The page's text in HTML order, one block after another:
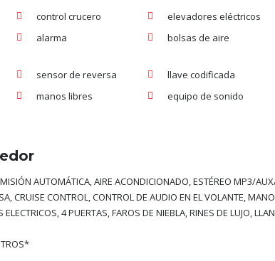
control crucero elevadores eléctricos
alarma bolsas de aire
sensor de reversa llave codificada
manos libres equipo de sonido
AUTOMÁTICA, AIRE ACONDICIONADO, ESTÉREO MP3/
CRUISE CONTROL, CONTROL DE AUDIO EN EL VOLANTE,
ELECTRICOS, 4 PUERTAS, FAROS DE NIEBLA, RINES DE LUJO,